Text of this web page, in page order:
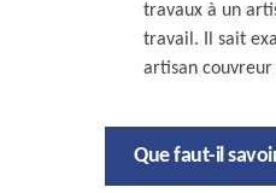
travaux à un
travail. Il sait
artisan couvreur
Que faut-il